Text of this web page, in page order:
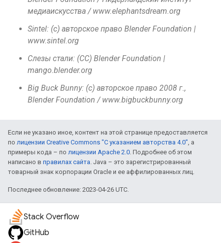
медиаискусства / www.elephantsdream.org
Sintel: (c) авторское право Blender Foundation |
www.sintel.org
Слезы стали: (CC) Blender Foundation |
mango.blender.org
Big Buck Bunny: (c) авторское право 2008 г.,
Blender Foundation / www.bigbuckbunny.org
Если не указано иное, контент на этой странице предоставляется
по лицензии Creative Commons "С указанием авторства 4.0" , а
примеры кода – по лицензии Apache 2.0 . Подробнее об этом
написано в правилах сайта . Java – это зарегистрированный
товарный знак корпорации Oracle и ее аффилированных лиц.
Последнее обновление: 2023-04-26 UTC.
Stack Overflow
GitHub